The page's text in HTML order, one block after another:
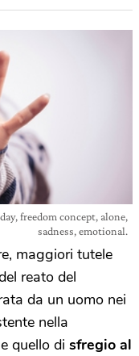
freedom concept, alone,
sadness, emotional.
maggiori tutele
reato del
da un uomo nei
nella
quello di sfregio al